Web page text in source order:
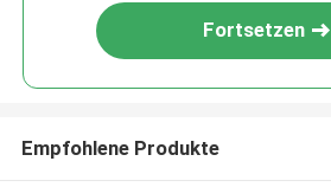
Fortsetzen
Empfohlene Produkte